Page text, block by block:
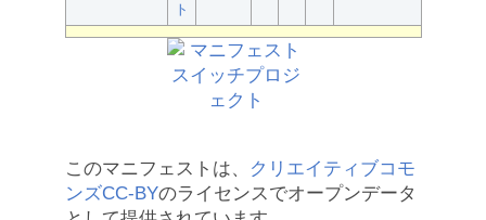
ト
このマニフェストは、
クリエイティブコモ
ンズCC-BYのライセンスでオープンデータ